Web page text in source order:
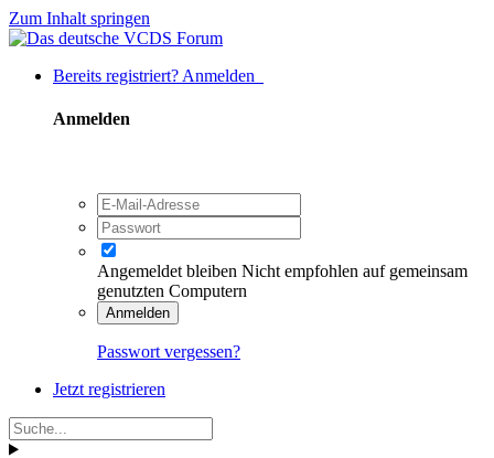
Zum Inhalt springen
Bereits registriert? Anmelden
Anmelden
Angemeldet bleiben Nicht empfohlen auf gemeinsam
genutzten Computern
Anmelden
Passwort vergessen?
Jetzt registrieren